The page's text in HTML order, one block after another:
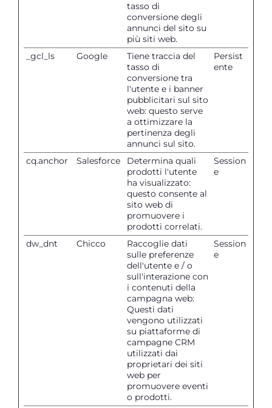
tasso di
conversione degli
annunci del sito su
più siti web.
_gcl_ls
Google
Tiene traccia del
tasso di
conversione tra
l'utente e i banner
pubblicitari sul sito
web: questo serve
a ottimizzare la
pertinenza degli
annunci sul sito.
Persist
ente
cq.anchor Salesforce
Determina quali
prodotti l'utente
ha visualizzato:
questo consente al
sito web di
promuovere i
prodotti correlati.
Session
e
dw_dnt Chicco
Raccoglie dati
sulle preferenze
dell'utente e / o
sull'interazione con
i contenuti della
campagna web:
Questi dati
vengono utilizzati
su piattaforme di
campagne CRM
utilizzati dai
proprietari dei siti
web per
promuovere eventi
o prodotti.
Session
e